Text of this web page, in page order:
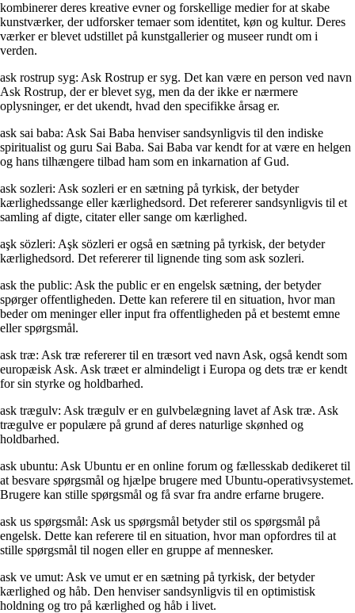
kombinerer deres kreative evner og forskellige medier for at skabe
kunstværker, der udforsker temaer som identitet, køn og kultur. Deres
værker er blevet udstillet på kunstgallerier og museer rundt om i
verden.
ask rostrup syg: Ask Rostrup er syg. Det kan være en person ved navn
Ask Rostrup, der er blevet syg, men da der ikke er nærmere
oplysninger, er det ukendt, hvad den specifikke årsag er.
ask sai baba: Ask Sai Baba henviser sandsynligvis til den indiske
spiritualist og guru Sai Baba. Sai Baba var kendt for at være en helgen
og hans tilhængere tilbad ham som en inkarnation af Gud.
ask sozleri: Ask sozleri er en sætning på tyrkisk, der betyder
kærlighedssange eller kærlighedsord. Det refererer sandsynligvis til et
samling af digte, citater eller sange om kærlighed.
aşk sözleri: Aşk sözleri er også en sætning på tyrkisk, der betyder
kærlighedsord. Det refererer til lignende ting som ask sozleri.
ask the public: Ask the public er en engelsk sætning, der betyder
spørger offentligheden. Dette kan referere til en situation, hvor man
beder om meninger eller input fra offentligheden på et bestemt emne
eller spørgsmål.
ask træ: Ask træ refererer til en træsort ved navn Ask, også kendt som
europæisk Ask. Ask træet er almindeligt i Europa og dets træ er kendt
for sin styrke og holdbarhed.
ask trægulv: Ask trægulv er en gulvbelægning lavet af Ask træ. Ask
trægulve er populære på grund af deres naturlige skønhed og
holdbarhed.
ask ubuntu: Ask Ubuntu er en online forum og fællesskab dedikeret til
at besvare spørgsmål og hjælpe brugere med Ubuntu-operativsystemet.
Brugere kan stille spørgsmål og få svar fra andre erfarne brugere.
ask us spørgsmål: Ask us spørgsmål betyder stil os spørgsmål på
engelsk. Dette kan referere til en situation, hvor man opfordres til at
stille spørgsmål til nogen eller en gruppe af mennesker.
ask ve umut: Ask ve umut er en sætning på tyrkisk, der betyder
kærlighed og håb. Den henviser sandsynligvis til en optimistisk
holdning og tro på kærlighed og håb i livet.